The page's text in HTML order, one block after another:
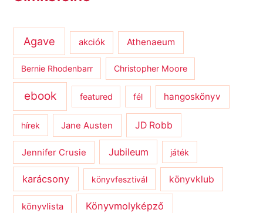
Agave akciók Athenaeum
Bernie Rhodenbarr Christopher Moore
ebook featured fél hangoskönyv
hírek Jane Austen JD Robb
Jennifer Crusie Jubileum játék
karácsony könyvfesztivál könyvklub
könyvlista Könyvmolyképző